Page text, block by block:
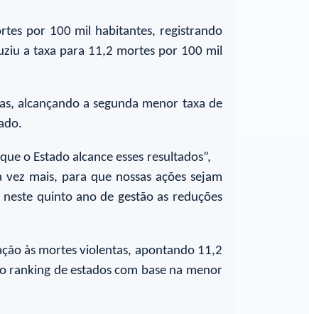
por 100 mil habitantes, registrando
a taxa para 11,2 mortes por 100 mil
alcançando a segunda menor taxa de
o Estado alcance esses resultados”,
mais, para que nossas ações sejam
quinto ano de gestão as reduções
às mortes violentas, apontando 11,2
ranking de estados com base na menor